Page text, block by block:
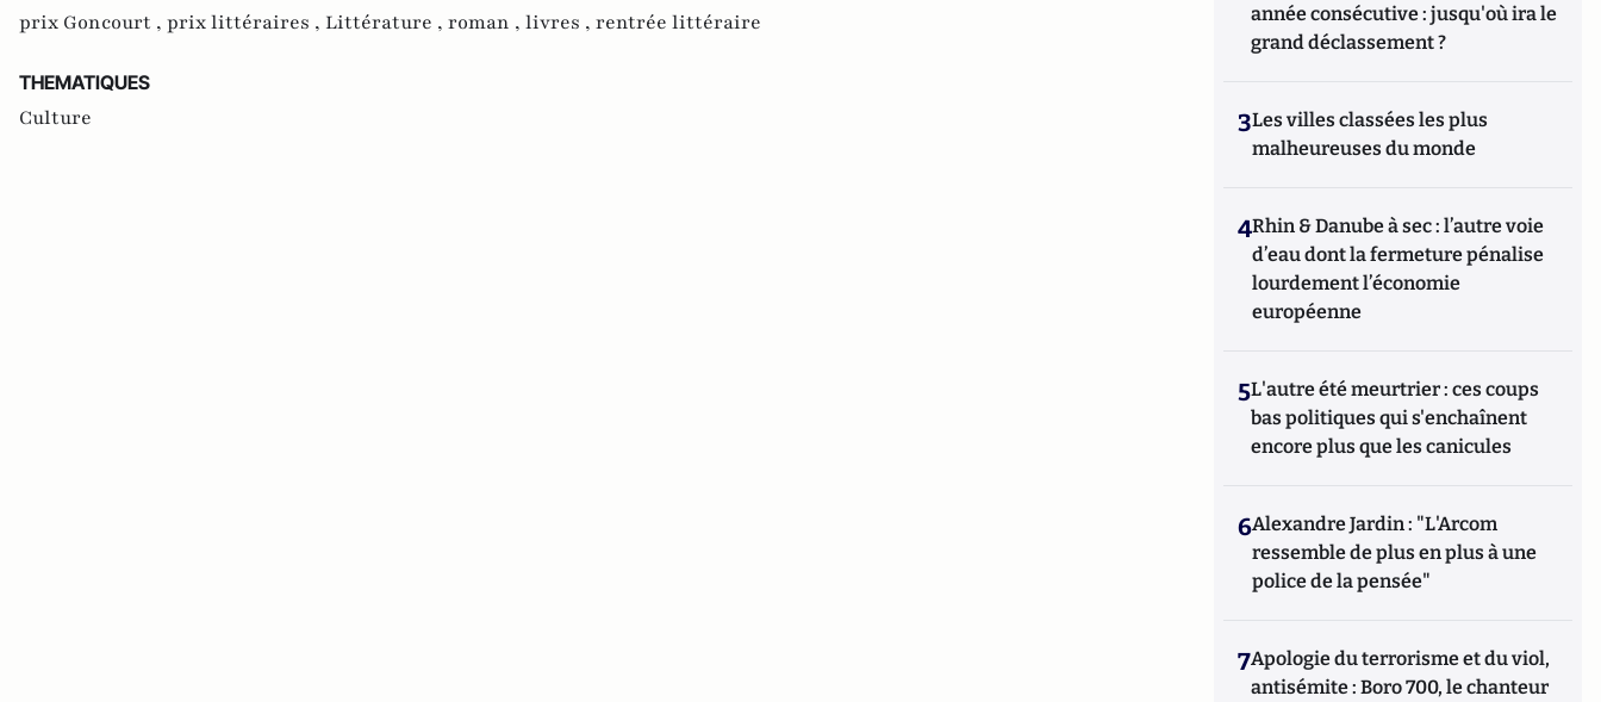
prix Goncourt , prix littéraires , Littérature , roman , livres , rentrée littéraire
THEMATIQUES
Culture
année consécutive : jusqu'où ira le
grand déclassement ?
3Les villes classées les plus
malheureuses du monde
4Rhin & Danube à sec : l’autre voie
d’eau dont la fermeture pénalise
lourdement l’économie
européenne
5L'autre été meurtrier : ces coups
bas politiques qui s'enchaînent
encore plus que les canicules
6Alexandre Jardin : "L'Arcom
ressemble de plus en plus à une
police de la pensée"
7Apologie du terrorisme et du viol,
antisémite : Boro 700, le chanteur